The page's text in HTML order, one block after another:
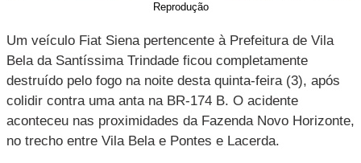
Reprodução
Um veículo Fiat Siena pertencente à Prefeitura de Vila
Bela da Santíssima Trindade ficou completamente
destruído pelo fogo na noite desta quinta-feira (3), após
colidir contra uma anta na BR-174 B. O acidente
aconteceu nas proximidades da Fazenda Novo Horizonte,
no trecho entre Vila Bela e Pontes e Lacerda.